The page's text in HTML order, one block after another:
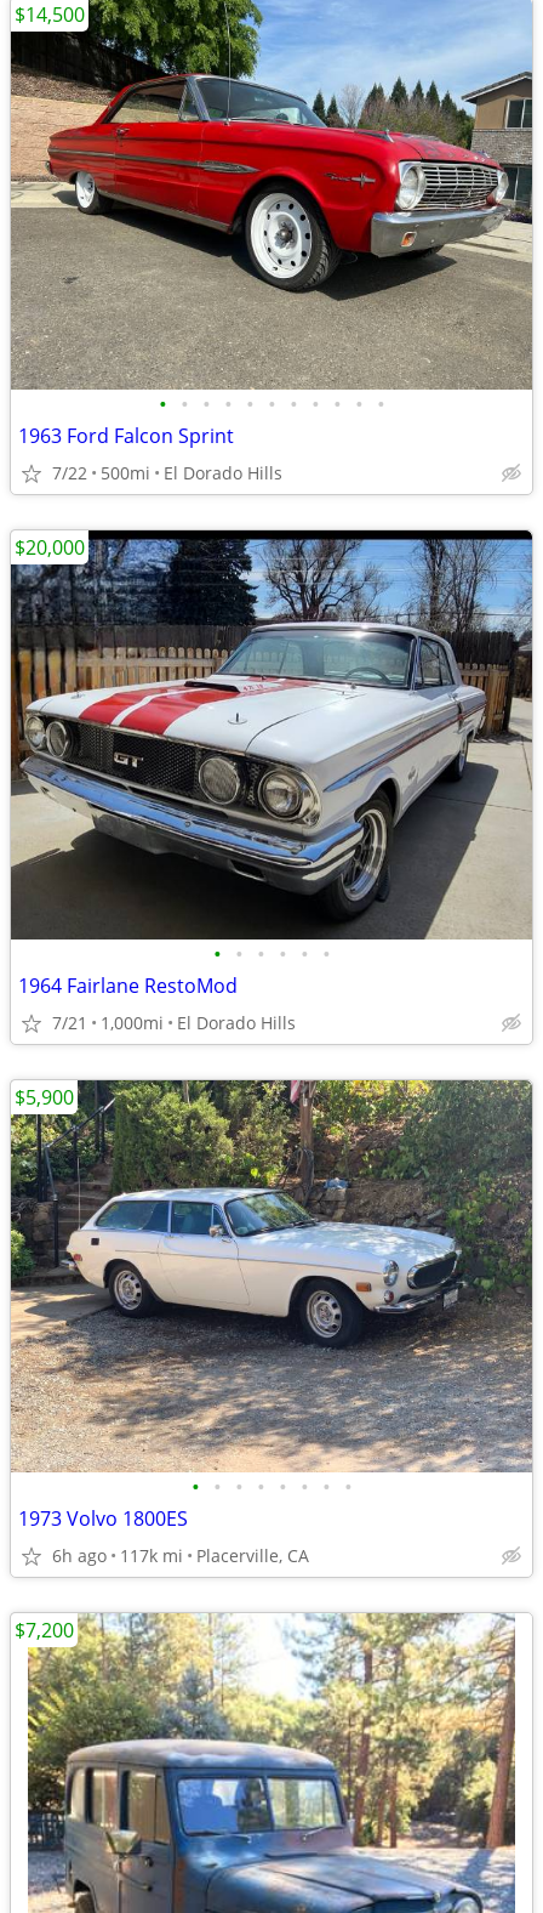
• • • • • • • • • • •
1963 Ford Falcon Sprint
7/22 500mi El Dorado Hills
$14,500
• • • • • •
1964 Fairlane RestoMod
7/21 1,000mi El Dorado Hills
$20,000
• • • • • • • •
1973 Volvo 1800ES
6h ago 117k mi Placerville, CA
$5,900
$7,200